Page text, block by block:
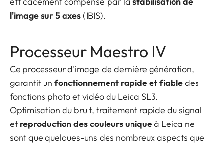
l'image sur 5 axes (IBIS).
Processeur Maestro IV
Ce processeur d'image de dernière génération,
garantit unfonctionnement rapide et fiabledes
fonctions photo et vidéo du Leica SL3.
Optimisation du bruit, traitement rapide du signal
et reproduction des couleurs uniqueà Leica ne
sont que quelques-uns des nombreux aspects que